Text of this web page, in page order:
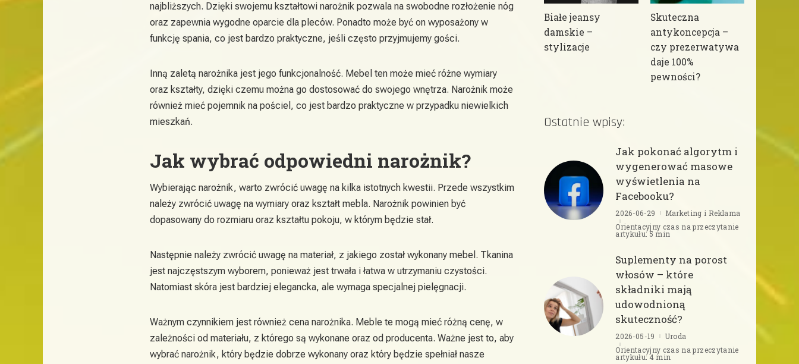
najbliższych. Dzięki swojemu kształtowi narożnik pozwala na swobodne rozłożenie nóg
oraz zapewnia wygodne oparcie dla pleców. Ponadto może być on wyposażony w
funkcję spania, co jest bardzo praktyczne, jeśli często przyjmujemy gości.
Inną zaletą narożnika jest jego funkcjonalność. Mebel ten może mieć różne wymiary
oraz kształty, dzięki czemu można go dostosować do swojego wnętrza. Narożnik może
również mieć pojemnik na pościel, co jest bardzo praktyczne w przypadku niewielkich
mieszkań.
Jak wybrać odpowiedni narożnik?
Wybierając narożnik, warto zwrócić uwagę na kilka istotnych kwestii. Przede wszystkim
należy zwrócić uwagę na wymiary oraz kształt mebla. Narożnik powinien być
dopasowany do rozmiaru oraz kształtu pokoju, w którym będzie stał.
Następnie należy zwrócić uwagę na materiał, z jakiego został wykonany mebel. Tkanina
jest najczęstszym wyborem, ponieważ jest trwała i łatwa w utrzymaniu czystości.
Natomiast skóra jest bardziej elegancka, ale wymaga specjalnej pielęgnacji.
Ważnym czynnikiem jest również cena narożnika. Meble te mogą mieć różną cenę, w
zależności od materiału, z którego są wykonane oraz od producenta. Ważne jest to, aby
wybrać narożnik, który będzie dobrze wykonany oraz który będzie spełniał nasze
Białe jeansy
damskie –
stylizacje
Skuteczna
antykoncepcja –
czy prezerwatywa
daje 100%
pewności?
Ostatnie wpisy:
Jak pokonać algorytm i
wygenerować masowe
wyświetlenia na
Facebooku?
2026-06-29
Marketing i Reklama
Orientacyjny czas na przeczytanie
artykułu: 5 min
Suplementy na porost
włosów – które
składniki mają
udowodnioną
skuteczność?
2026-05-19
Uroda
Orientacyjny czas na przeczytanie
artykułu: 4 min